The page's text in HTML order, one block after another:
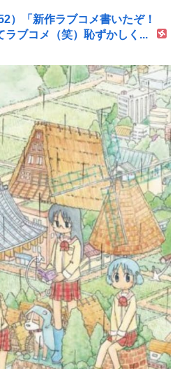
）「新作ラブコメ書いたぞ！
ラブコメ（笑）恥ずかしく...